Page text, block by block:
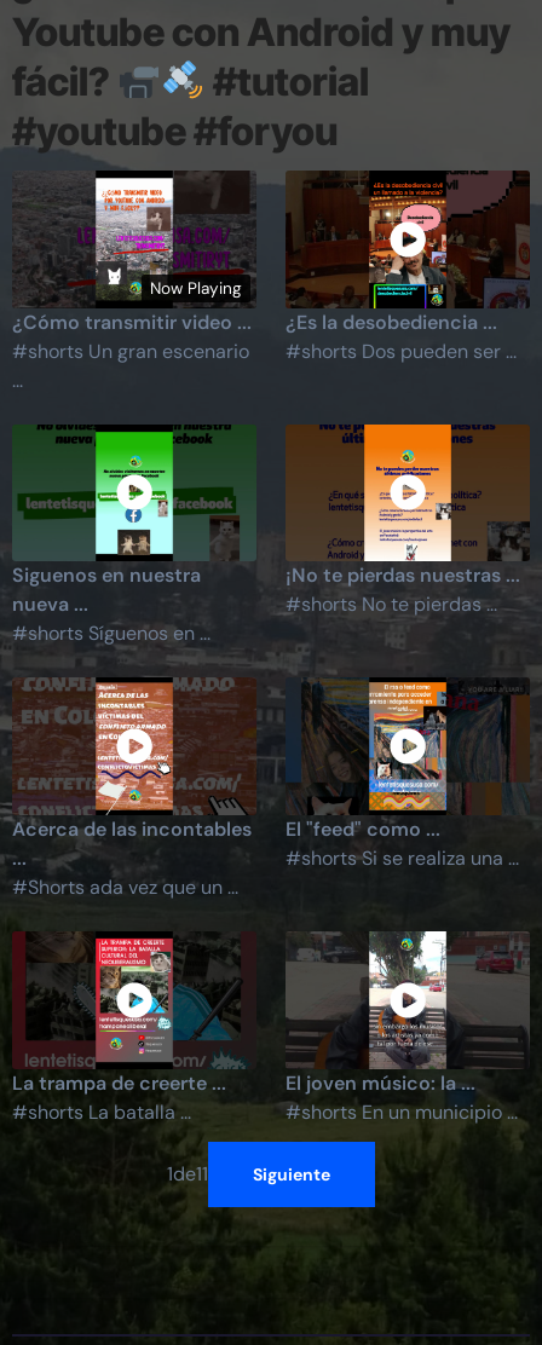
Youtube con Android y muy
fácil?
#tutorial
#youtube #foryou
Now Playing
¿Cómo transmitir video ...
#shorts Un gran escenario
...
¿Es la desobediencia ...
#shorts Dos pueden ser ...
Siguenos en nuestra
nueva ...
#shorts Síguenos en ...
¡No te pierdas nuestras ...
#shorts No te pierdas ...
Acerca de las incontables
...
#Shorts ada vez que un ...
El "feed" como ...
#shorts Si se realiza una ...
La trampa de creerte ...
#shorts La batalla ...
El joven músico: la ...
#shorts En un municipio ...
1de11 Siguiente